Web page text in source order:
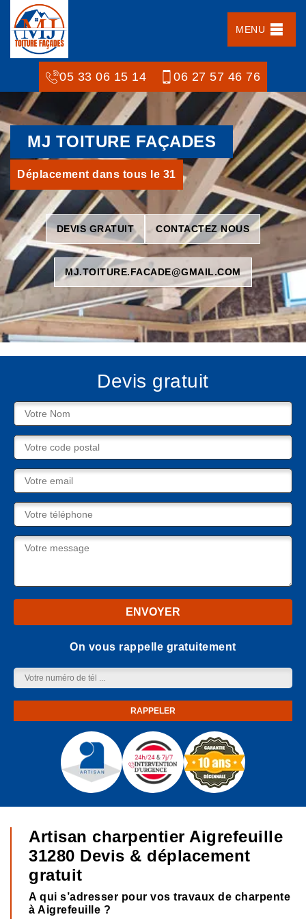
MENU
05 33 06 15 14 06 27 57 46 76
MJ TOITURE FAÇADES
Déplacement dans tous le 31
DEVIS GRATUIT CONTACTEZ NOUS
MJ.TOITURE.FACADE@GMAIL.COM
Devis gratuit
On vous rappelle gratuitement
Artisan charpentier Aigrefeuille
31280 Devis & déplacement
gratuit
A qui s’adresser pour vos travaux de charpente
à Aigrefeuille ?